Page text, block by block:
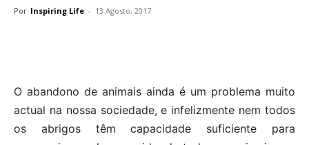
Por Inspiring Life - 13 Agosto, 2017
O abandono de animais ainda é um problema muito
actual na nossa sociedade, e infelizmente nem todos
os abrigos têm capacidade suficiente para